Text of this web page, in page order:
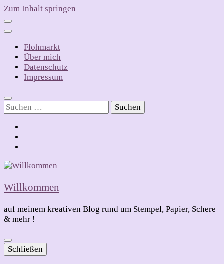
Zum Inhalt springen
Flohmarkt
Über mich
Datenschutz
Impressum
Suchen
nach:
Willkommen
auf meinem kreativen Blog rund um Stempel, Papier, Schere
& mehr !
Schließen